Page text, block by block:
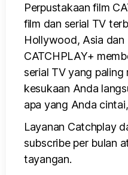
Perpustakaan film
film dan serial TV
Hollywood, Asia dan
CATCHPLAY+
serial TV yang paling
kesukaan Anda
apa yang Anda
Layanan Catchplay
subscribe per bulan
tayangan.